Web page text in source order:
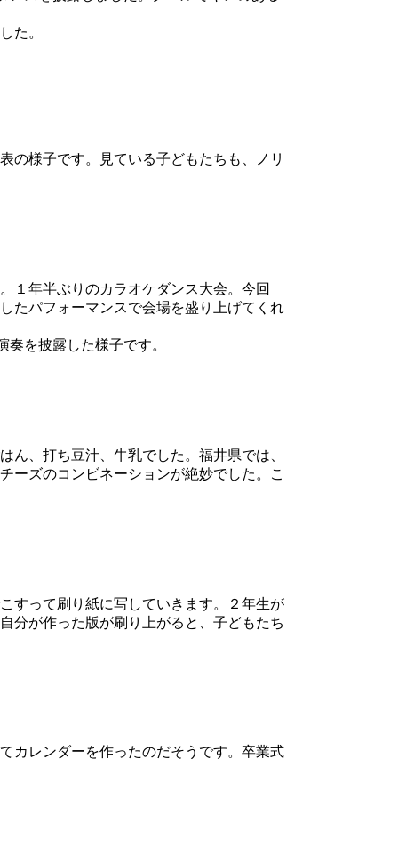
た。
の様子です。見ている子どもたちも、ノリ
１年半ぶりのカラオケダンス大会。今回
たパフォーマンスで会場を盛り上げてくれ
を披露した様子です。
、打ち豆汁、牛乳でした。福井県では、
ーズのコンビネーションが絶妙でした。こ
すって刷り紙に写していきます。２年生が
分が作った版が刷り上がると、子どもたち
カレンダーを作ったのだそうです。卒業式